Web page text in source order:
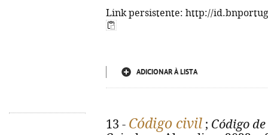
Link persistente: http://
ADICIONAR À LISTA
13 - Código civil ; Código